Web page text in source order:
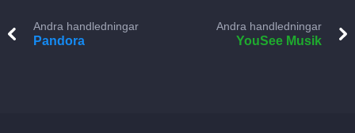
Andra handledningar
Pandora
Andra handledningar
YouSee Musik